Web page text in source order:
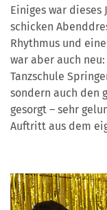
Einiges war dieses
schicken
Rhythmus und
war aber auch
Tanzschule
sondern auch den
gesorgt – sehr
Auftritt aus dem